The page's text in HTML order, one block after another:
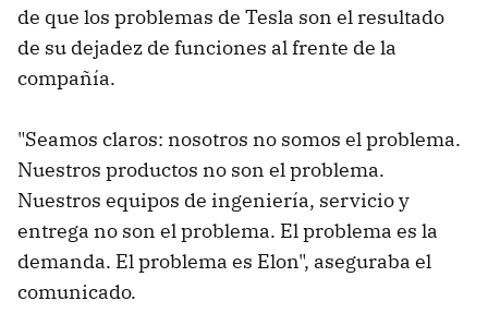
de que los problemas de Tesla son el resultado
de su dejadez de funciones al frente de la
compañía.
"Seamos claros: nosotros no somos el problema.
Nuestros productos no son el problema.
Nuestros equipos de ingeniería, servicio y
entrega no son el problema. El problema es la
demanda. El problema es Elon", aseguraba el
comunicado.